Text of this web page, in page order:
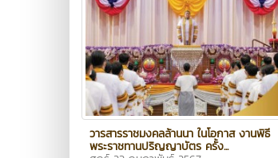
วารสารราชมงคลล้านนา ในโอกาส งานพิธี
พระราชทานปริญญาบัตร ครั้ง...